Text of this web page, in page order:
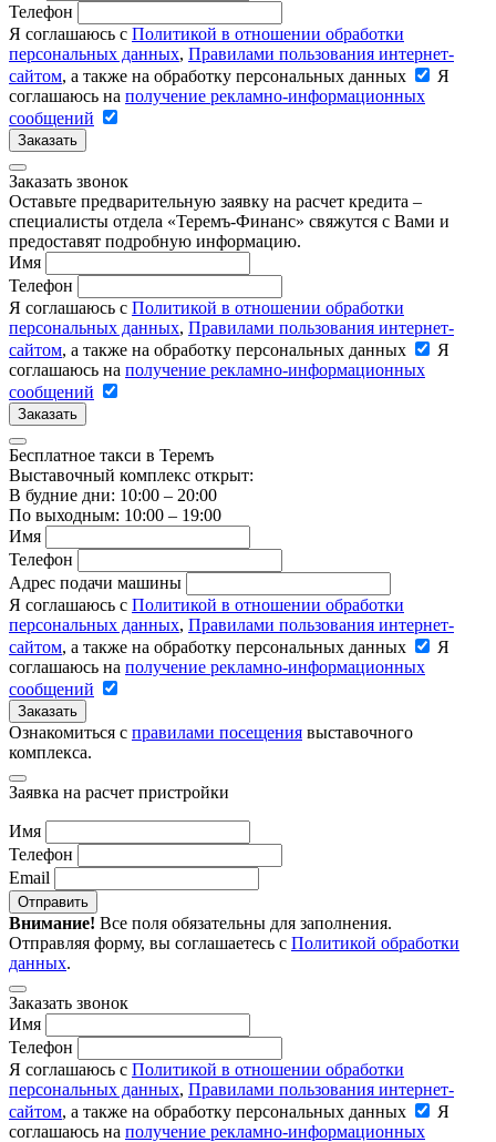
Телефон
Я соглашаюсь с Политикой в отношении обработки
персональных данных, Правилами пользования интернет-
сайтом, а также на обработку персональных данных
Я
соглашаюсь на получение рекламно-информационных
сообщений
Заказать
Заказать звонок
Оставьте предварительную заявку на расчет кредита –
специалисты отдела «Теремъ-Финанс» свяжутся с Вами и
предоставят подробную информацию.
Имя
Телефон
Я соглашаюсь с Политикой в отношении обработки
персональных данных, Правилами пользования интернет-
сайтом, а также на обработку персональных данных
Я
соглашаюсь на получение рекламно-информационных
сообщений
Заказать
Бесплатное такси в Теремъ
Выставочный комплекс открыт:
В будние дни: 10:00 – 20:00
По выходным: 10:00 – 19:00
Имя
Телефон
Адрес подачи машины
Я соглашаюсь с Политикой в отношении обработки
персональных данных, Правилами пользования интернет-
сайтом, а также на обработку персональных данных
Я
соглашаюсь на получение рекламно-информационных
сообщений
Заказать
Ознакомиться с правилами посещения выставочного
комплекса.
Заявка на расчет пристройки
Имя
Телефон
Email
Отправить
Внимание! Все поля обязательны для заполнения.
Отправляя форму, вы соглашаетесь с Политикой обработки
данных.
Заказать звонок
Имя
Телефон
Я соглашаюсь с Политикой в отношении обработки
персональных данных, Правилами пользования интернет-
сайтом, а также на обработку персональных данных
Я
соглашаюсь на получение рекламно-информационных